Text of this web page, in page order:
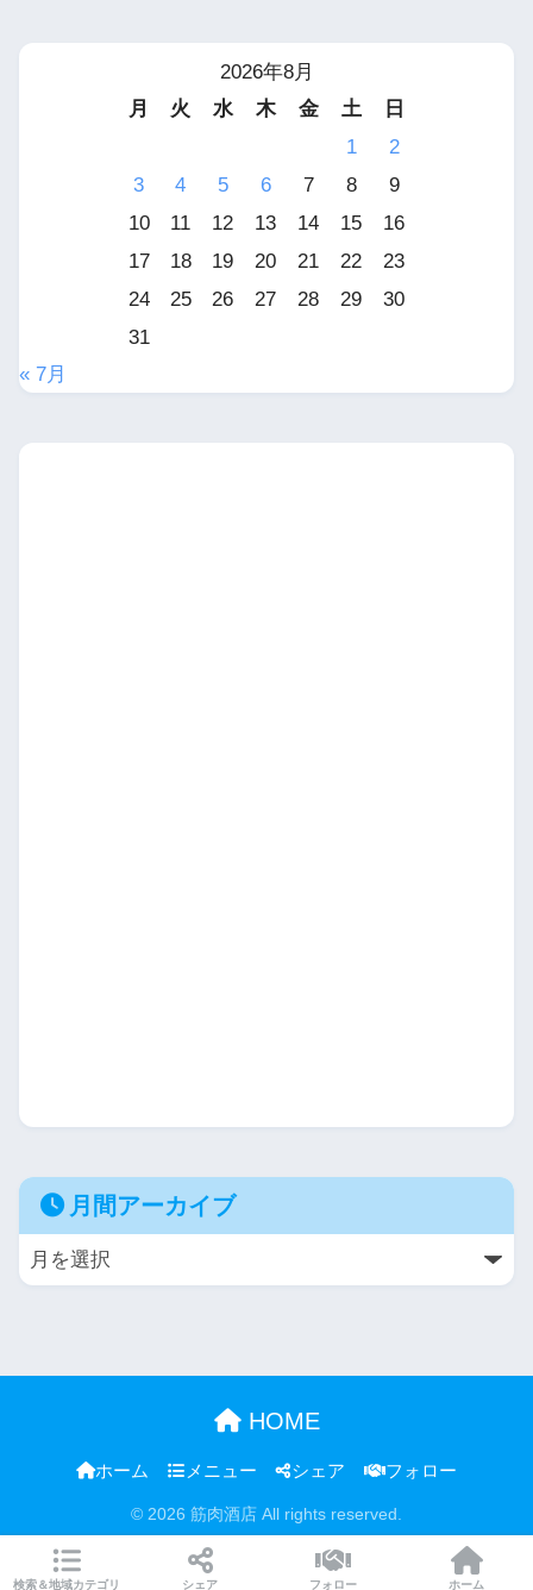
2026年8月
月
火 水 木 金 土
日
1
2
3
4 5 6 7 8
9
10
11 12 13 14 15
16
17
18 19 20 21 22
23
24
25 26 27 28 29
30
31
« 7月
月間アーカイブ
HOME
ホーム メニュー シェア フォロー
© 2026 筋肉酒店 All rights reserved.
検索＆地域カテゴリ シェア フォロー ホーム